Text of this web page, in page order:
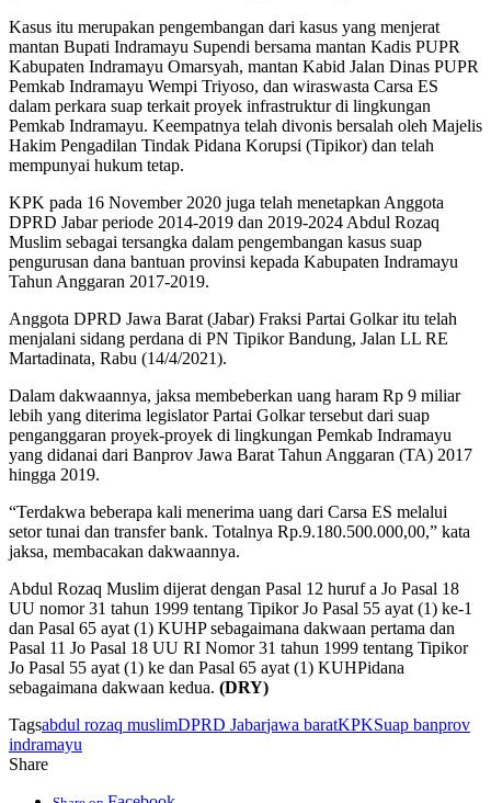
Kasus itu merupakan pengembangan dari kasus yang menjerat
mantan Bupati Indramayu Supendi bersama mantan Kadis PUPR
Kabupaten Indramayu Omarsyah, mantan Kabid Jalan Dinas PUPR
Pemkab Indramayu Wempi Triyoso, dan wiraswasta Carsa ES
dalam perkara suap terkait proyek infrastruktur di lingkungan
Pemkab Indramayu. Keempatnya telah divonis bersalah oleh Majelis
Hakim Pengadilan Tindak Pidana Korupsi (Tipikor) dan telah
mempunyai hukum tetap.
KPK pada 16 November 2020 juga telah menetapkan Anggota
DPRD Jabar periode 2014-2019 dan 2019-2024 Abdul Rozaq
Muslim sebagai tersangka dalam pengembangan kasus suap
pengurusan dana bantuan provinsi kepada Kabupaten Indramayu
Tahun Anggaran 2017-2019.
Anggota DPRD Jawa Barat (Jabar) Fraksi Partai Golkar itu telah
menjalani sidang perdana di PN Tipikor Bandung, Jalan LL RE
Martadinata, Rabu (14/4/2021).
Dalam dakwaannya, jaksa membeberkan uang haram Rp 9 miliar
lebih yang diterima legislator Partai Golkar tersebut dari suap
penganggaran proyek-proyek di lingkungan Pemkab Indramayu
yang didanai dari Banprov Jawa Barat Tahun Anggaran (TA) 2017
hingga 2019.
“Terdakwa beberapa kali menerima uang dari Carsa ES melalui
setor tunai dan transfer bank. Totalnya Rp.9.180.500.000,00,” kata
jaksa, membacakan dakwaannya.
Abdul Rozaq Muslim dijerat dengan Pasal 12 huruf a Jo Pasal 18
UU nomor 31 tahun 1999 tentang Tipikor Jo Pasal 55 ayat (1) ke-1
dan Pasal 65 ayat (1) KUHP sebagaimana dakwaan pertama dan
Pasal 11 Jo Pasal 18 UU RI Nomor 31 tahun 1999 tentang Tipikor
Jo Pasal 55 ayat (1) ke dan Pasal 65 ayat (1) KUHPidana
sebagaimana dakwaan kedua. (DRY)
Tagsabdul rozaq muslimDPRD Jabarjawa baratKPKSuap banprov
indramayu
Share